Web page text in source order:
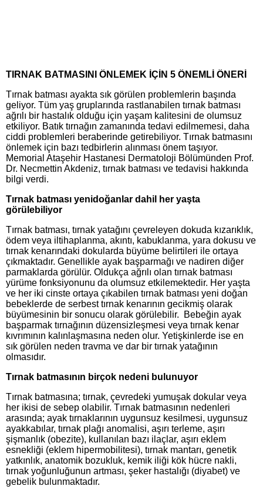
TIRNAK BATMASINI ÖNLEMEK İÇİN 5 ÖNEMLİ ÖNERİ
Tırnak batması ayakta sık görülen problemlerin başında
geliyor. Tüm yaş gruplarında rastlanabilen tırnak batması
ağrılı bir hastalık olduğu için yaşam kalitesini de olumsuz
etkiliyor. Batık tırnağın zamanında tedavi edilmemesi, daha
ciddi problemleri beraberinde getirebiliyor. Tırnak batmasını
önlemek için bazı tedbirlerin alınması önem taşıyor.
Memorial Ataşehir Hastanesi Dermatoloji Bölümünden Prof.
Dr. Necmettin Akdeniz, tırnak batması ve tedavisi hakkında
bilgi verdi.
Tırnak batması yenidoğanlar dahil her yaşta
görülebiliyor
Tırnak batması, tırnak yatağını çevreleyen dokuda kızarıklık,
ödem veya iltihaplanma, akıntı, kabuklanma, yara dokusu ve
tırnak kenarındaki dokularda büyüme belirtileri ile ortaya
çıkmaktadır. Genellikle ayak başparmağı ve nadiren diğer
parmaklarda görülür. Oldukça ağrılı olan tırnak batması
yürüme fonksiyonunu da olumsuz etkilemektedir. Her yaşta
ve her iki cinste ortaya çıkabilen tırnak batması yeni doğan
bebeklerde de serbest tırnak kenarının gecikmiş olarak
büyümesinin bir sonucu olarak görülebilir. Bebeğin ayak
başparmak tırnağının düzensizleşmesi veya tırnak kenar
kıvrımının kalınlaşmasına neden olur. Yetişkinlerde ise en
sık görülen neden travma ve dar bir tırnak yatağının
olmasıdır.
Tırnak batmasının birçok nedeni bulunuyor
Tırnak batmasına; tırnak, çevredeki yumuşak dokular veya
her ikisi de sebep olabilir. Tırnak batmasının nedenleri
arasında; ayak tırnaklarının uygunsuz kesilmesi, uygunsuz
ayakkabılar, tırnak plağı anomalisi, aşırı terleme, aşırı
şişmanlık (obezite), kullanılan bazı ilaçlar, aşırı eklem
esnekliği (eklem hipermobilitesi), tırnak mantarı, genetik
yatkınlık, anatomik bozukluk, kemik iliği kök hücre nakli,
tırnak yoğunluğunun artması, şeker hastalığı (diyabet) ve
gebelik bulunmaktadır.